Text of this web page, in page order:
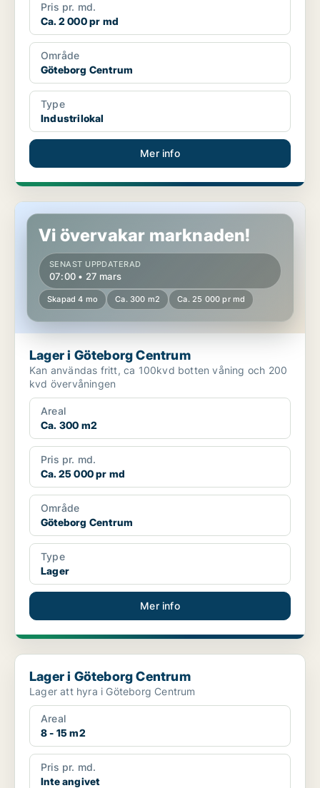
Pris pr. md.
Ca. 2 000 pr md
Område
Göteborg Centrum
Type
Industrilokal
Mer info
Lager i Göteborg Centrum
Vi övervakar marknaden!
SENAST UPPDATERAD
07:00 • 27 mars
Skapad 4 mo Ca. 300 m2 Ca. 25 000 pr md
Lager i Göteborg Centrum
Kan användas fritt, ca 100kvd botten våning och 200
kvd övervåningen
Areal
Ca. 300 m2
Pris pr. md.
Ca. 25 000 pr md
Område
Göteborg Centrum
Type
Lager
Mer info
Lager i Göteborg Centrum
Lager i Göteborg Centrum
Lager att hyra i Göteborg Centrum
Areal
8 - 15 m2
Pris pr. md.
Inte angivet